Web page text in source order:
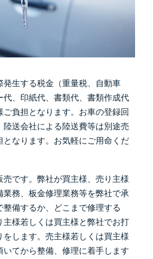
生する税金（重量税、自動車
、印紙代、書類代、書類作成代
負担となります。お車の登録回
送会社による陸送費等は別途売
となります。お気軽にご用命くだ
です。弊社が買主様、売り主様
業務、板金修理業務等を弊社で承
備するか、どこまで修理する
様若しくは買主様と弊社でお打
します。売主様若しくは買主様
てから整備、修理に着手します